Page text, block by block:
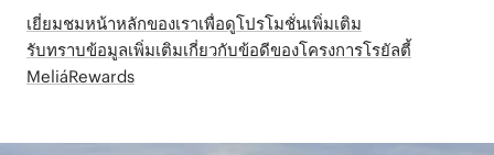
เยี่ยมชมหน้าหลักของเราเพื่อดูโปรโมชั่นเพิ่มเติม
รับทราบข้อมูลเพิ่มเติมเกี่ยวกับข้อดีของโครงการโรยัลตี้
MeliáRewards